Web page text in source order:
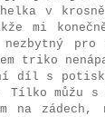
v
mi
triko
díl s
můžu s
na